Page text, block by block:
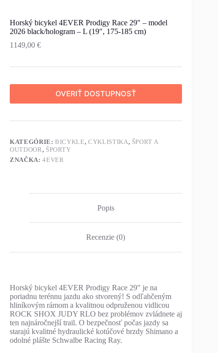
Horský bicykel 4EVER Prodigy Race 29" – model
2026 black/hologram – L (19", 175-185 cm)
1149,00 €
OVERIŤ DOSTUPNOSŤ
KATEGÓRIE:BICYKLE,CYKLISTIKA, ŠPORT A
OUTDOOR , ŠPORTY
ZNAČKA:4EVER
Popis
Recenzie (0)
Horský bicykel 4EVER Prodigy Race 29" je na
poriadnu terénnu jazdu ako stvorený! S odľahčeným
hliníkovým rámom a kvalitnou odpruženou vidlicou
ROCK SHOX JUDY RLO bez problémov zvládnete aj
ten najnáročnejší trail. O bezpečnosť počas jazdy sa
starajú kvalitné hydraulické kotúčové brzdy Shimano a
odolné plášte Schwalbe Racing Ray.